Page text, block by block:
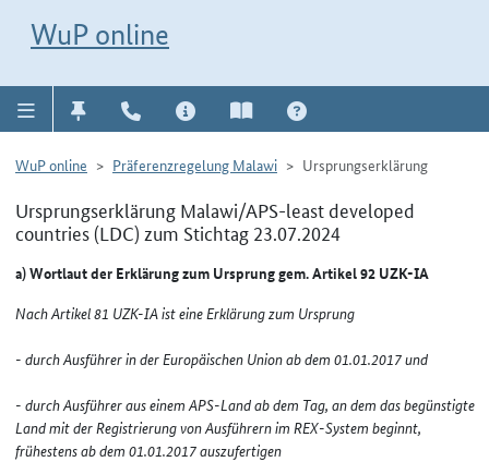
WuP online
WuP online Präferenzregelung Malawi Ursprungserklärung
Ursprungserklärung Malawi/APS-least developed
countries (LDC) zum Stichtag 23.07.2024
a) Wortlaut der Erklärung zum Ursprung gem. Artikel 92 UZK-IA
Nach Artikel 81 UZK-IA ist eine Erklärung zum Ursprung
- durch Ausführer in der Europäischen Union ab dem 01.01.2017 und
- durch Ausführer aus einem APS-Land ab dem Tag, an dem das begünstigte
Land mit der Registrierung von Ausführern im REX-System beginnt,
frühestens ab dem 01.01.2017 auszufertigen